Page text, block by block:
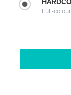
Full-